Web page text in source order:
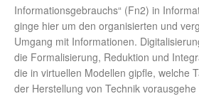
Informationsgebrauchs“ (Fn2) in
ginge hier um den organisierten und
Umgang mit Informationen.
die Formalisierung, Reduktion und
die in virtuellen Modellen gipfle, welche
der Herstellung von Technik vorausgehe